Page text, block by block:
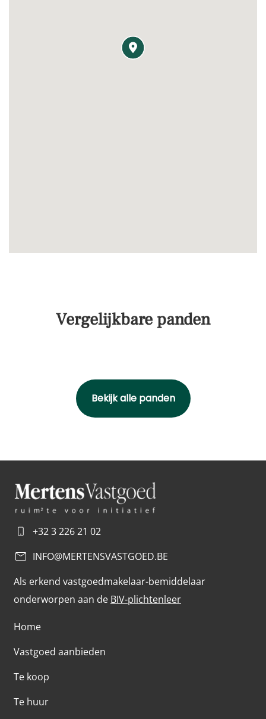
Vergelijkbare panden
Bekijk alle panden
+32 3 226 21 02
INFO@MERTENSVASTGOED.BE
Als erkend vastgoedmakelaar-bemiddelaar
onderworpen aan de BIV-plichtenleer
Home
Vastgoed aanbieden
Te koop
Te huur